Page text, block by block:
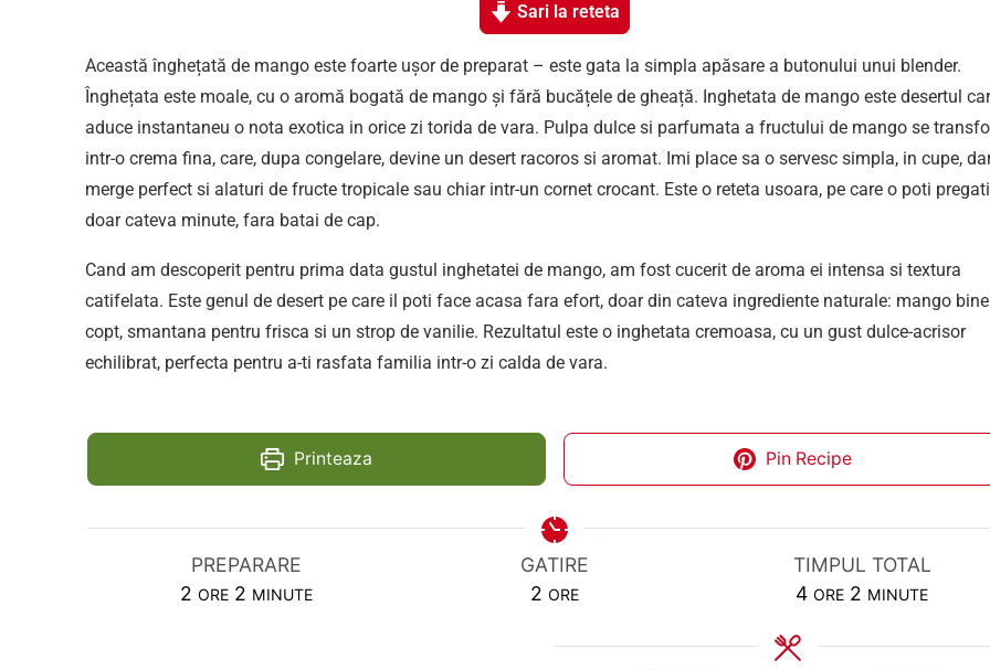
Sari la reteta
Această înghețată de mango este foarte ușor de preparat – este gata la simpla apăsare a butonului unui blender.
Înghețata este moale, cu o aromă bogată de mango și fără bucățele de gheață. Inghetata de mango este desertul
aduce instantaneu o nota exotica in orice zi torida de vara. Pulpa dulce si parfumata a fructului de mango se
intr-o crema fina, care, dupa congelare, devine un desert racoros si aromat. Imi place sa o servesc simpla, in cupe,
merge perfect si alaturi de fructe tropicale sau chiar intr-un cornet crocant. Este o reteta usoara, pe care o poti
doar cateva minute, fara batai de cap.
Cand am descoperit pentru prima data gustul inghetatei de mango, am fost cucerit de aroma ei intensa si textura
catifelata. Este genul de desert pe care il poti face acasa fara efort, doar din cateva ingrediente naturale: mango bine
copt, smantana pentru frisca si un strop de vanilie. Rezultatul este o inghetata cremoasa, cu un gust dulce-acrisor
echilibrat, perfecta pentru a-ti rasfata familia intr-o zi calda de vara.
Printeaza Pin Recipe
PREPARARE
2 HOURS
ORE 2 MINUTES
MINUTE
GATIRE
2HOURS
ORE
TIMPUL TOTAL
4HOURS
ORE 2 MINUTES
MINUTE